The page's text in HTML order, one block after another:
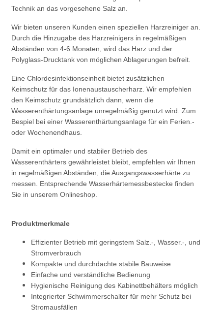
Technik an das vorgesehene Salz an.
Wir bieten unseren Kunden einen speziellen Harzreiniger an.
Durch die Hinzugabe des Harzreinigers in regelmäßigen
Abständen von 4-6 Monaten, wird das Harz und der
Polyglass-Drucktank von möglichen Ablagerungen befreit.
Eine Chlordesinfektionseinheit bietet zusätzlichen
Keimschutz für das Ionenaustauscherharz. Wir empfehlen
den Keimschutz grundsätzlich dann, wenn die
Wasserenthärtungsanlage unregelmäßig genutzt wird. Zum
Bespiel bei einer Wasserenthärtungsanlage für ein Ferien.-
oder Wochenendhaus.
Damit ein optimaler und stabiler Betrieb des
Wasserenthärters gewährleistet bleibt, empfehlen wir Ihnen
in regelmäßigen Abständen, die Ausgangswasserhärte zu
messen. Entsprechende Wasserhärtemessbestecke finden
Sie in unserem Onlineshop.
Produktmerkmale
Effizienter Betrieb mit geringstem Salz.-, Wasser.-, und
Stromverbrauch
Kompakte und durchdachte stabile Bauweise
Einfache und verständliche Bedienung
Hygienische Reinigung des Kabinettbehälters möglich
Integrierter Schwimmerschalter für mehr Schutz bei
Stromausfällen